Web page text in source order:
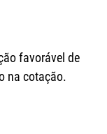
favorável de
na cotação.